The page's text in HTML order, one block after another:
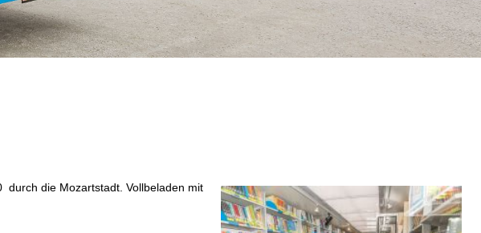
durch die Mozartstadt. Vollbeladen mit